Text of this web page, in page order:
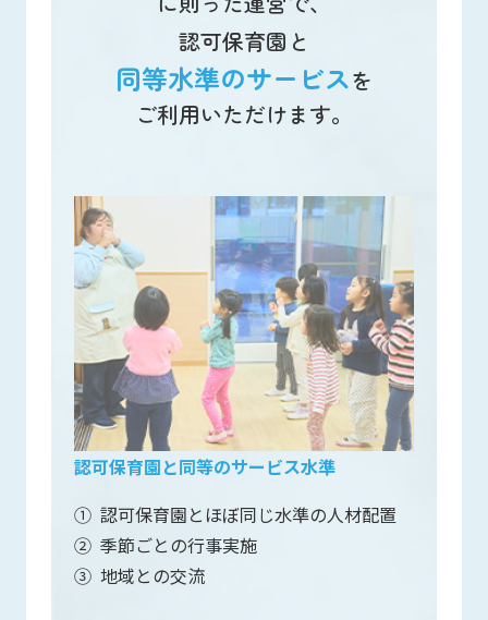
認可保育園と
同等水準のサービスを
ご利用いただけます。
認可保育園と同等のサービス水準
① 認可保育園とほぼ同じ水準の人材配置
② 季節ごとの行事実施
③ 地域との交流